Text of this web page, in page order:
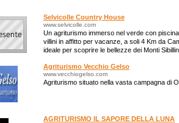
Selvicolle Country House
www.selvicolle.com
Un agriturismo immerso nel verde con
villini in affitto per vacanze, a soli 4 Km da
ideale per scoprire le bellezze dei Monti
Agriturismo Vecchio Gelso
www.vecchiogelso.com
Agriturismo situato nella vasta campagna di
AGRITURISMO IL SAPORE DELLA LUNA